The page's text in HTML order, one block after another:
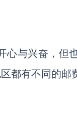
心与兴奋，但
都有不同的邮